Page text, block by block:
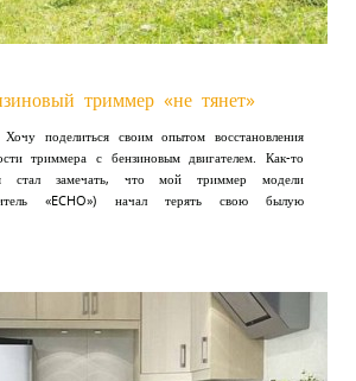
триммер «не тянет»
поделиться своим опытом восстановления
триммера с бензиновым двигателем. Как-то
замечать, что мой триммер модели
«ECHO») начал терять свою былую